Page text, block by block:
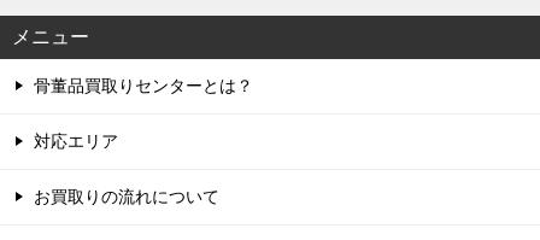
メニュー
骨董品買取りセンターとは？
対応エリア
お買取りの流れについて